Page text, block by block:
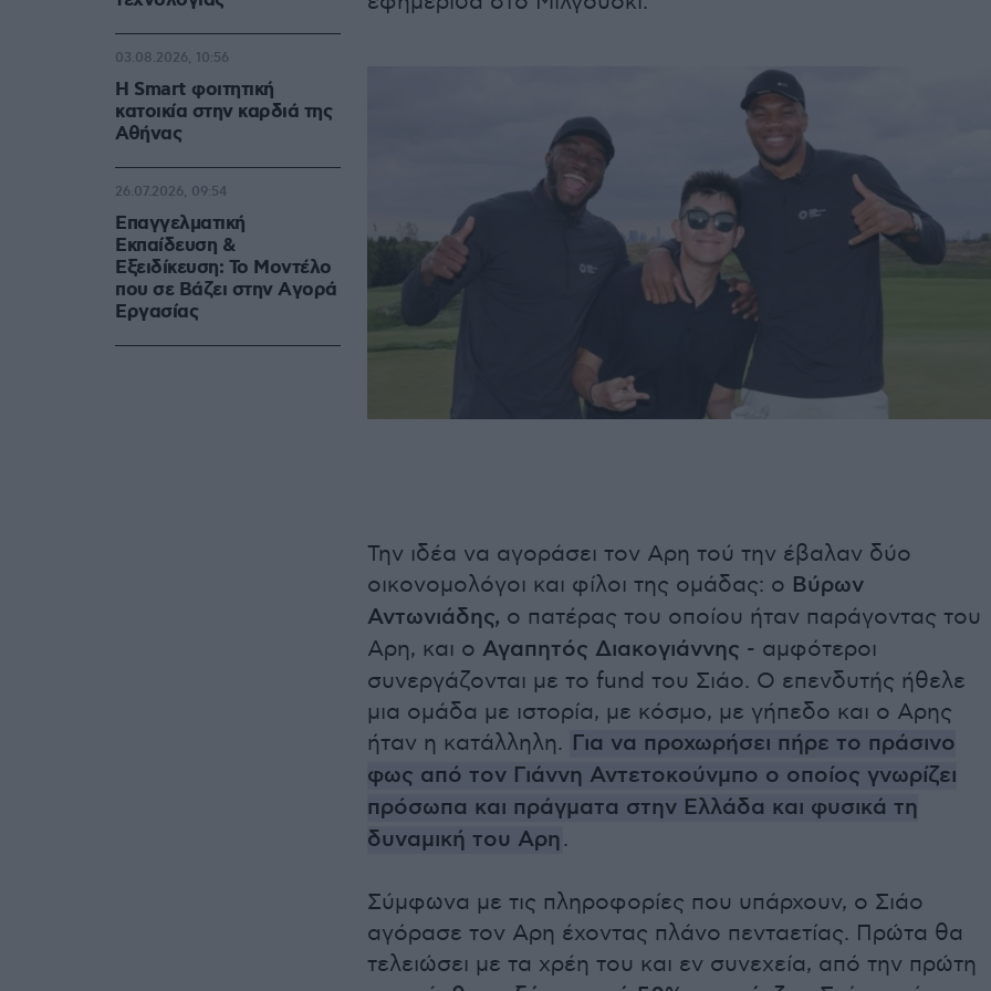
Την ιδέα να αγοράσει τον Αρη τού την έβαλαν δύο
οικονομολόγοι και φίλοι της ομάδας: ο Βύρων
Αντωνιάδης, ο πατέρας του οποίου ήταν παράγοντας του
Αρη, και ο Αγαπητός Διακογιάννης - αμφότεροι
συνεργάζονται με το fund του Σιάο. Ο επενδυτής ήθελε
μια ομάδα με ιστορία, με κόσμο, με γήπεδο και ο Αρης
ήταν η κατάλληλη. Για να προχωρήσει πήρε το πράσινο
φως από τον Γιάννη Αντετοκούνμπο ο οποίος γνωρίζει
πρόσωπα και πράγματα στην Ελλάδα και φυσικά τη
δυναμική του Αρη.
Σύμφωνα με τις πληροφορίες που υπάρχουν, ο Σιάο
αγόρασε τον Αρη έχοντας πλάνο πενταετίας. Πρώτα θα
τελειώσει με τα χρέη του και εν συνεχεία, από την πρώτη
Η Smart φοιτητική
κατοικία στην καρδιά της
Αθήνας
03.08.2026, 10:56
Επαγγελματική
Εκπαίδευση &
Εξειδίκευση: Το Mοντέλο
που σε Bάζει στην Aγορά
Eργασίας
26.07.2026, 09:54